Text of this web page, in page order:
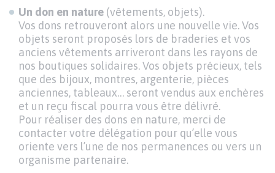
Un don en nature (vêtements, objets).
Vos dons retrouveront alors une nouvelle vie. Vos
objets seront proposés lors de braderies et vos
anciens vêtements arriveront dans les rayons de
nos boutiques solidaires. Vos objets précieux, tels
que des bijoux, montres, argenterie, pièces
anciennes, tableaux… seront vendus aux enchères
et un reçu fiscal pourra vous être délivré.
Pour réaliser des dons en nature, merci de
contacter votre délégation pour qu’elle vous
oriente vers l’une de nos permanences ou vers un
organisme partenaire.